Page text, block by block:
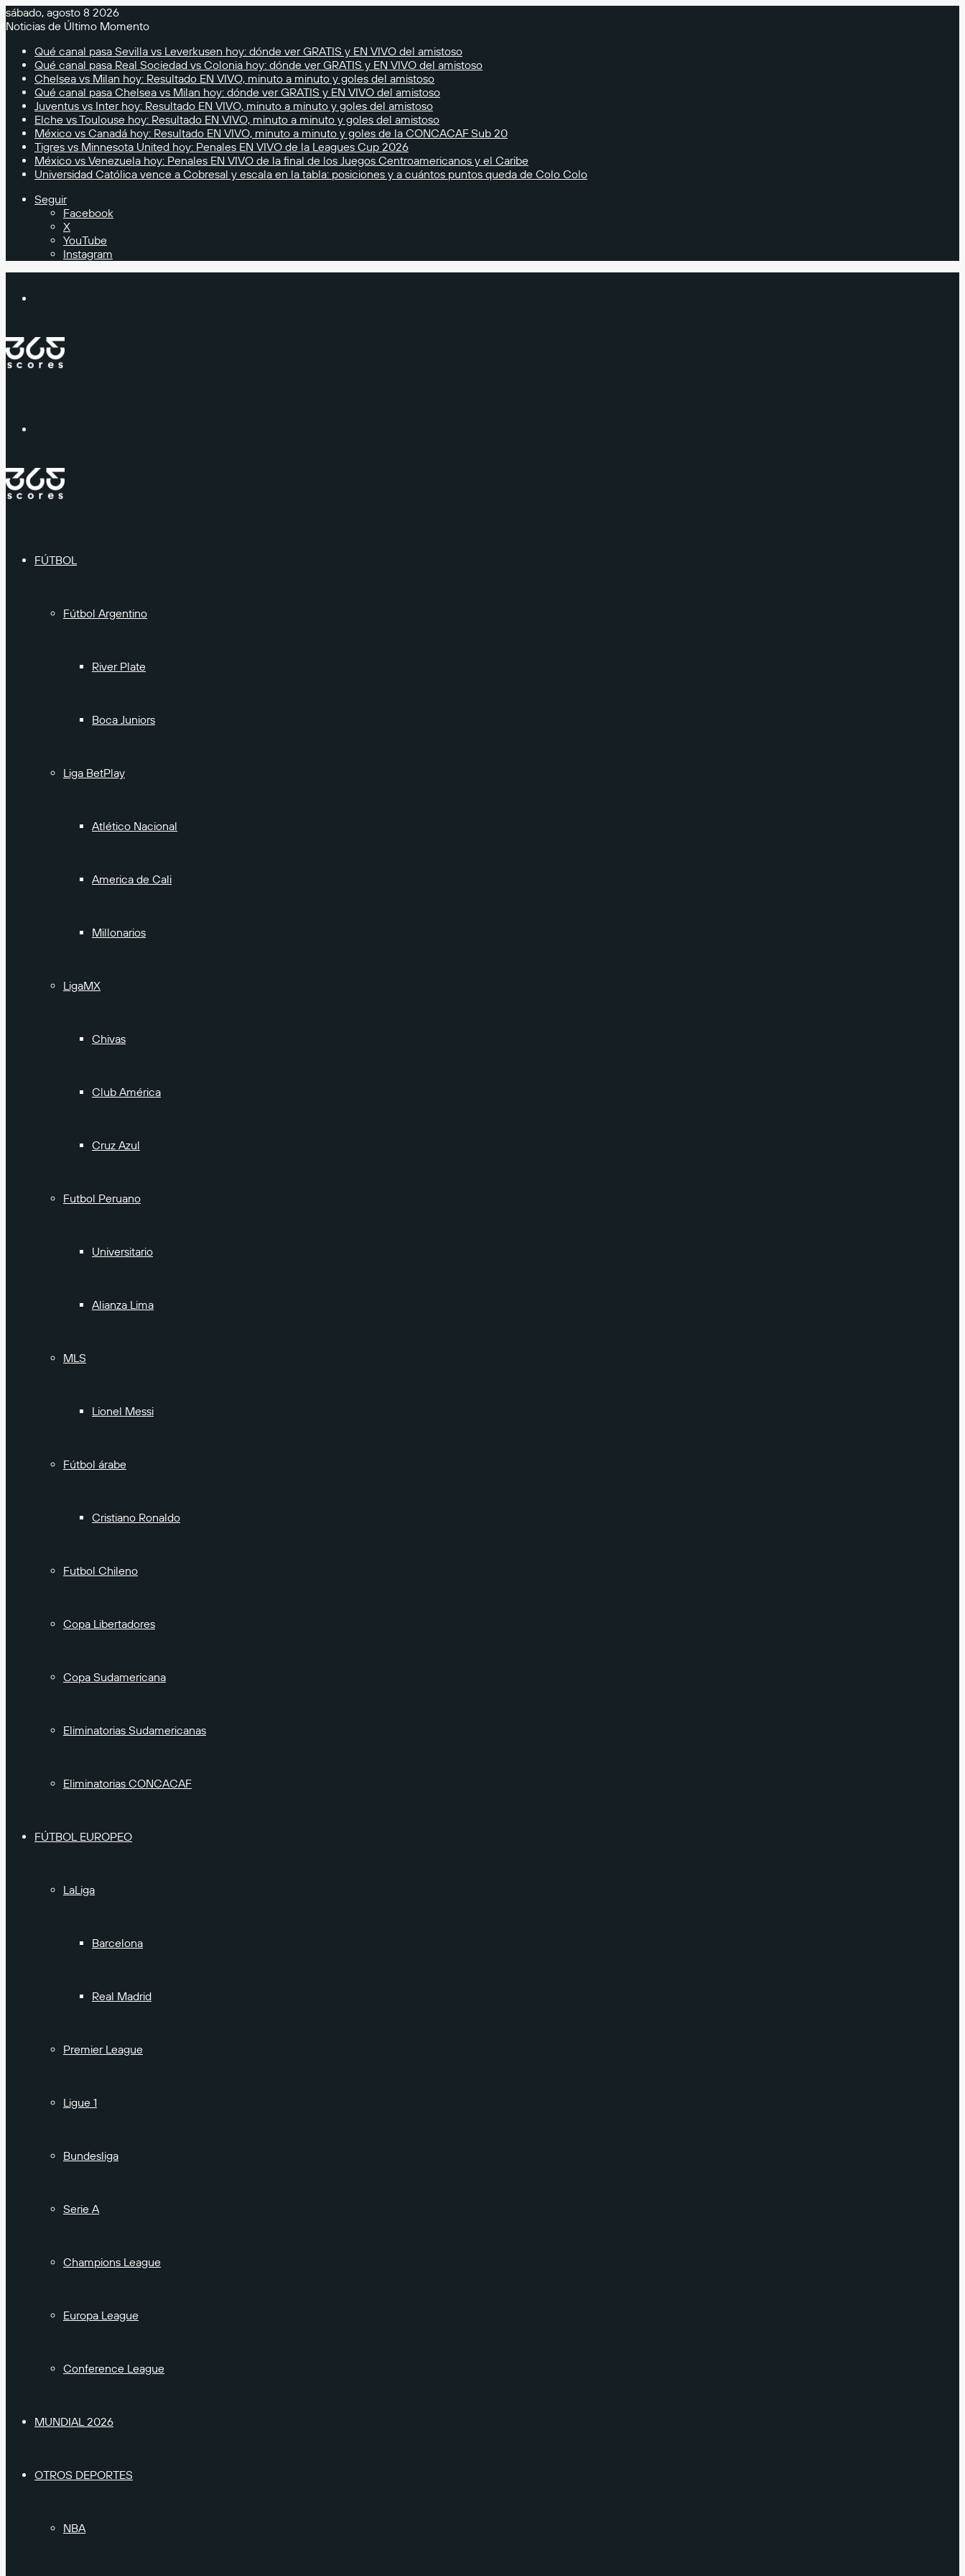
sábado, agosto 8 2026
Noticias de Último Momento
Qué canal pasa Sevilla vs Leverkusen hoy: dónde ver GRATIS y EN VIVO del amistoso
Qué canal pasa Real Sociedad vs Colonia hoy: dónde ver GRATIS y EN VIVO del amistoso
Chelsea vs Milan hoy: Resultado EN VIVO, minuto a minuto y goles del amistoso
Qué canal pasa Chelsea vs Milan hoy: dónde ver GRATIS y EN VIVO del amistoso
Juventus vs Inter hoy: Resultado EN VIVO, minuto a minuto y goles del amistoso
Elche vs Toulouse hoy: Resultado EN VIVO, minuto a minuto y goles del amistoso
México vs Canadá hoy: Resultado EN VIVO, minuto a minuto y goles de la CONCACAF Sub 20
Tigres vs Minnesota United hoy: Penales EN VIVO de la Leagues Cup 2026
México vs Venezuela hoy: Penales EN VIVO de la final de los Juegos Centroamericanos y el Caribe
Universidad Católica vence a Cobresal y escala en la tabla: posiciones y a cuántos puntos queda de Colo Colo
Seguir
Facebook
X
YouTube
Instagram
FÚTBOL
Fútbol Argentino
River Plate
Boca Juniors
Liga BetPlay
Atlético Nacional
America de Cali
Millonarios
LigaMX
Chivas
Club América
Cruz Azul
Futbol Peruano
Universitario
Alianza Lima
MLS
Lionel Messi
Fútbol árabe
Cristiano Ronaldo
Futbol Chileno
Copa Libertadores
Copa Sudamericana
Eliminatorias Sudamericanas
Eliminatorias CONCACAF
FÚTBOL EUROPEO
LaLiga
Barcelona
Real Madrid
Premier League
Ligue 1
Bundesliga
Serie A
Champions League
Europa League
Conference League
MUNDIAL 2026
OTROS DEPORTES
NBA